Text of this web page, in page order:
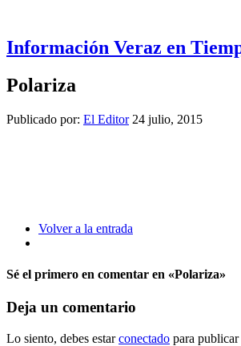
Información Veraz en
Polariza
Publicado por: El Editor 24 julio, 2015
Volver a la entrada
Sé el primero en comentar en «Polariza»
Deja un comentario
Lo siento, debes estarconectado para